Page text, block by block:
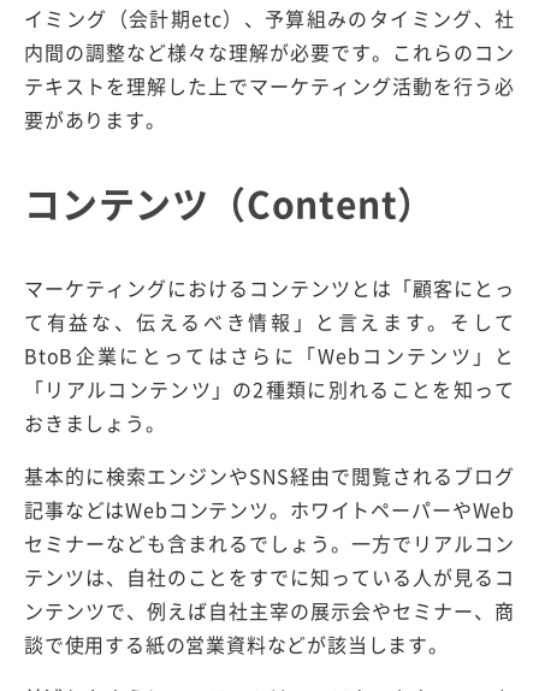
イミング（会計期etc）、予算組みのタイミング、社
内間の調整など様々な理解が必要です。これらのコン
テキストを理解した上でマーケティング活動を行う必
要があります。
コンテンツ（Content）
マーケティングにおけるコンテンツとは「顧客にとっ
て有益な、伝えるべき情報」と言えます。そして
BtoB企業にとってはさらに「Webコンテンツ」と
「リアルコンテンツ」の2種類に別れることを知って
おきましょう。
基本的に検索エンジンやSNS経由で閲覧されるブログ
記事などはWebコンテンツ。ホワイトペーパーやWeb
セミナーなども含まれるでしょう。一方でリアルコン
テンツは、自社のことをすでに知っている人が見るコ
ンテンツで、例えば自社主宰の展示会やセミナー、商
談で使用する紙の営業資料などが該当します。